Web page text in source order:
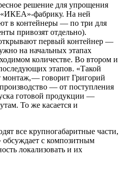
решение для упрощения
фабрику. На ней
в контейнеры — ​по три для
привозят отдельно).
первый контейнер —
на начальных этапах
количестве. Во втором и
этапов. «Такой
монтаж, — ​говорит Григорий
— ​от поступления
готовой продукции —
То же касается и
все крупногабаритные части,
с композитным
локализовать и их